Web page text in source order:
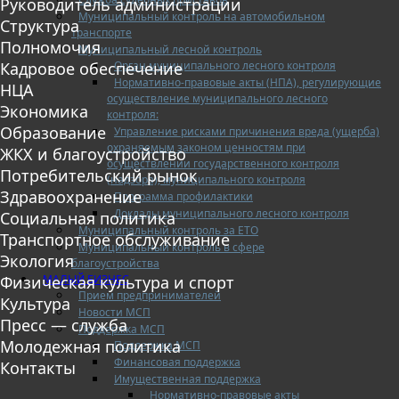
Муниципальный контроль на автомобильном
транспорте
Муниципальный лесной контроль
Орган муниципального лесного контроля
Нормативно-правовые акты (НПА), регулирующие
осуществление муниципального лесного
контроля:
Управление рисками причинения вреда (ущерба)
охраняемым законом ценностям при
осуществлении государственного контроля
(надзора), муниципального контроля
Программа профилактики
Доклады муниципального лесного контроля
Муниципальный контроль за ЕТО
Муниципальный контроль в сфере
благоустройства
МАЛЫЙ БИЗНЕС
Прием предпринимателей
Новости МСП
Поддержка МСП
Поддержка МСП
Финансовая поддержка
Имущественная поддержка
Нормативно-правовые акты
Руководитель администрации
Структура
Полномочия
Кадровое обеспечение
НЦА
Экономика
Образование
ЖКХ и благоустройство
Потребительский рынок
Здравоохранение
Социальная политика
Транспортное обслуживание
Экология
Физическая культура и спорт
Культура
Пресс — служба
Молодежная политика
Контакты